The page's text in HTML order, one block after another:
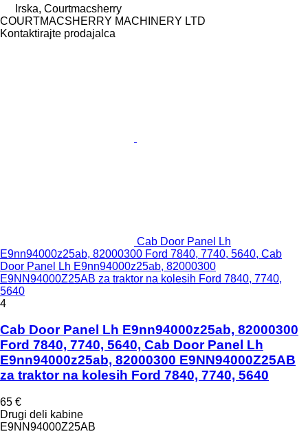
Irska, Courtmacsherry
COURTMACSHERRY MACHINERY LTD
Kontaktirajte prodajalca
Cab Door Panel Lh
E9nn94000z25ab, 82000300 Ford 7840, 7740, 5640, Cab
Door Panel Lh E9nn94000z25ab, 82000300
E9NN94000Z25AB za traktor na kolesih Ford 7840, 7740,
5640
4
Cab Door Panel Lh E9nn94000z25ab, 82000300
Ford 7840, 7740, 5640, Cab Door Panel Lh
E9nn94000z25ab, 82000300 E9NN94000Z25AB
za traktor na kolesih Ford 7840, 7740, 5640
65 €
Drugi deli kabine
E9NN94000Z25AB